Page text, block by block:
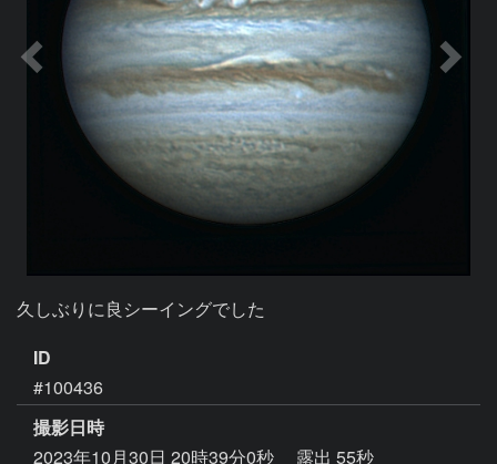
久しぶりに良シーイングでした
ID
#100436
撮影日時
2023年10月30日 20時39分0秒
露出 55秒